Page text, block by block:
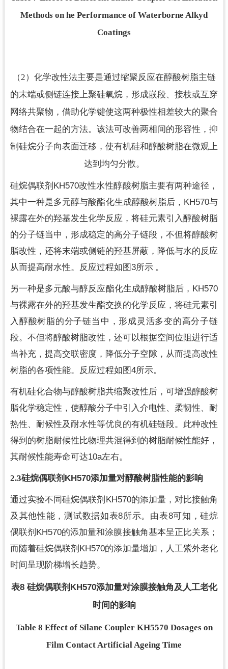
Methods on he Performance of Waterborne Alkyd
Coatings
（2）化学改性法主要是通过缩聚反应在醇酸树脂主链
的末端或侧链连接上聚硅氧烷，形成嵌段、接枝或互穿
网络共聚物，借助化学键使这两种极性相差较大的聚合
物结合在一起的方法。该法可改善两相间的形容性，抑
制硅烷分子向表面迁移，使有机硅和醇酸树脂在微观上
达到均匀分散。
硅烷偶联剂 KH570改性水性醇酸树脂主要有两种途径，
其中一种是多元醇与酸酯化生成醇酸树脂后， KH570与
裸露在外的羟基发生化学反应，将硅元素引入醇酸树脂
的分子链当中，形成稳定的高分子链段，不但将醇酸树
脂改性，还将末端或侧链的羟基屏蔽，降低与水的反应
从而提高耐水性。反应过程如图3所示 。
另一种是多元酸与醇反应酯化生成醇酸树脂后， KH570
与裸露在外的羟基发生酯交换的化学反应，将硅元素引
入醇酸树脂的分子链当中，形成灵活多变的高分子链
段。不但将醇酸树脂改性，还可以根据空间位阻进行适
当补充，提高交联密度，降低分子空隙，从而提高改性
树脂的各项性能。反应过程如图4所示。
有机硅化合物与醇酸树脂共缩聚改性后，可增强醇酸树
脂化学稳定性，使醇酸分子中引入介电性、柔韧性、耐
热性、耐候性及耐水性等优良的有机硅链段。此种改性
得到的树脂耐候性比物理共混得到的树脂耐候性能好，
其耐候性能寿命可达10a左右。
2.3硅烷偶联剂 KH570添加量对醇酸树脂性能的影响
通过实验不同硅烷偶联剂 KH570的添加量，对比接触角
及其他性能，测试数据如表8所示。由表8可知，硅烷
偶联剂 KH570的添加量和涂膜接触角基本呈正比关系；
而随着硅烷偶联剂 KH570的添加量增加，人工紫外老化
时间呈现阶梯增长趋势。
表8 硅烷偶联剂 KH570添加量对涂膜接触角及人工老化
时间的影响
Table 8 Effect of Silane Coupler KH5570 Dosages on
Film Contact Artificial Ageing Time